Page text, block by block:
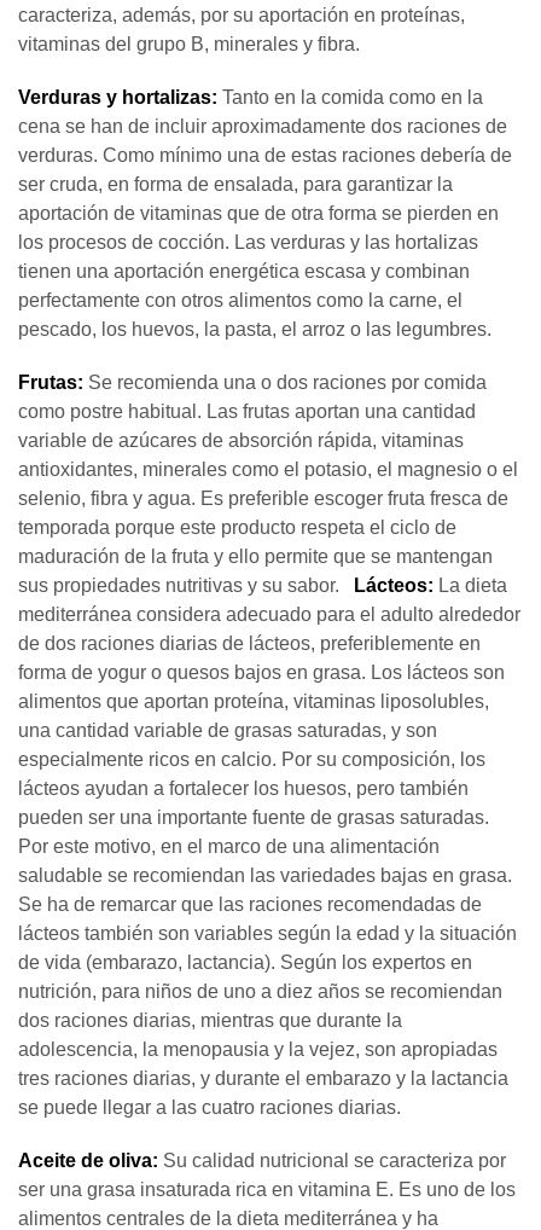
caracteriza, además, por su aportación en proteínas,
vitaminas del grupo B, minerales y fibra.
Verduras y hortalizas: Tanto en la comida como en la
cena se han de incluir aproximadamente dos raciones de
verduras. Como mínimo una de estas raciones debería de
ser cruda, en forma de ensalada, para garantizar la
aportación de vitaminas que de otra forma se pierden en
los procesos de cocción. Las verduras y las hortalizas
tienen una aportación energética escasa y combinan
perfectamente con otros alimentos como la carne, el
pescado, los huevos, la pasta, el arroz o las legumbres.
Frutas: Se recomienda una o dos raciones por comida
como postre habitual. Las frutas aportan una cantidad
variable de azúcares de absorción rápida, vitaminas
antioxidantes, minerales como el potasio, el magnesio o el
selenio, fibra y agua. Es preferible escoger fruta fresca de
temporada porque este producto respeta el ciclo de
maduración de la fruta y ello permite que se mantengan
sus propiedades nutritivas y su sabor.
Lácteos: La dieta
mediterránea considera adecuado para el adulto alrededor
de dos raciones diarias de lácteos, preferiblemente en
forma de yogur o quesos bajos en grasa. Los lácteos son
alimentos que aportan proteína, vitaminas liposolubles,
una cantidad variable de grasas saturadas, y son
especialmente ricos en calcio. Por su composición, los
lácteos ayudan a fortalecer los huesos, pero también
pueden ser una importante fuente de grasas saturadas.
Por este motivo, en el marco de una alimentación
saludable se recomiendan las variedades bajas en grasa.
Se ha de remarcar que las raciones recomendadas de
lácteos también son variables según la edad y la situación
de vida (embarazo, lactancia). Según los expertos en
nutrición, para niños de uno a diez años se recomiendan
dos raciones diarias, mientras que durante la
adolescencia, la menopausia y la vejez, son apropiadas
tres raciones diarias, y durante el embarazo y la lactancia
se puede llegar a las cuatro raciones diarias.
Aceite de oliva: Su calidad nutricional se caracteriza por
ser una grasa insaturada rica en vitamina E. Es uno de los
alimentos centrales de la dieta mediterránea y ha